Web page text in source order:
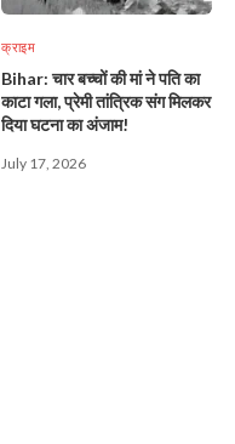
क्राइम
Bihar: चार बच्चों की मां ने पति का
काटा गला, प्रेमी तांत्रिक संग मिलकर
दिया घटना का अंजाम!
July 17, 2026